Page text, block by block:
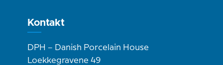
Kontakt
DPH – Danish Porcelain House
Loekkegravene 49